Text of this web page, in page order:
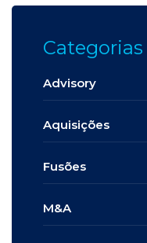
Categorias
Advisory
Aquisições
Fusões
M&A